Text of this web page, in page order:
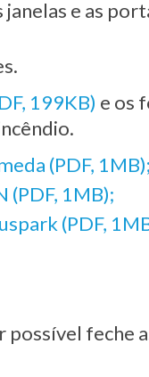
janelas e as
199KB) e os
(PDF,
(PDF, 1MB);
(PDF,
feche